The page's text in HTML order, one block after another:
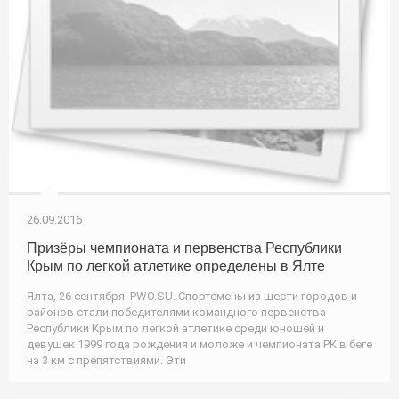
26.09.2016
Призёры чемпионата и первенства Республики
Крым по легкой атлетике определены в Ялте
Ялта, 26 сентября. PWO.SU. Спортсмены из шести городов и
районов стали победителями командного первенства
Республики Крым по легкой атлетике среди юношей и
девушек 1999 года рождения и моложе и чемпионата РК в беге
на 3 км с препятствиями. Эти